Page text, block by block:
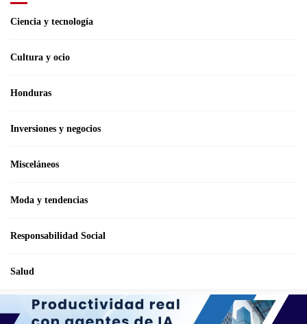
Ciencia y tecnología
Cultura y ocio
Honduras
Inversiones y negocios
Misceláneos
Moda y tendencias
Responsabilidad Social
Salud